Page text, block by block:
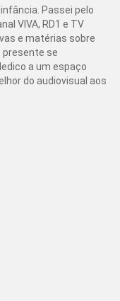
Passei pelo
VIVA, RD1 e TV
e matérias sobre
presente se
a um espaço
do audiovisual aos